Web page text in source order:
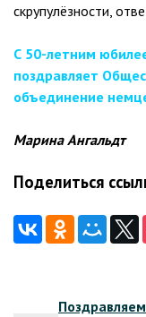
скрупулёзности,
С 50-летним
поздравляет
объединение
Марина Ангальдт
Поделиться
Поздравляем